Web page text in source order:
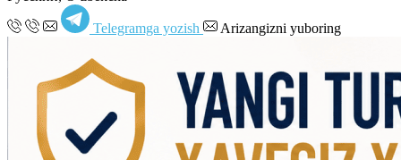
Telegramga yozish Arizangizni yuboring